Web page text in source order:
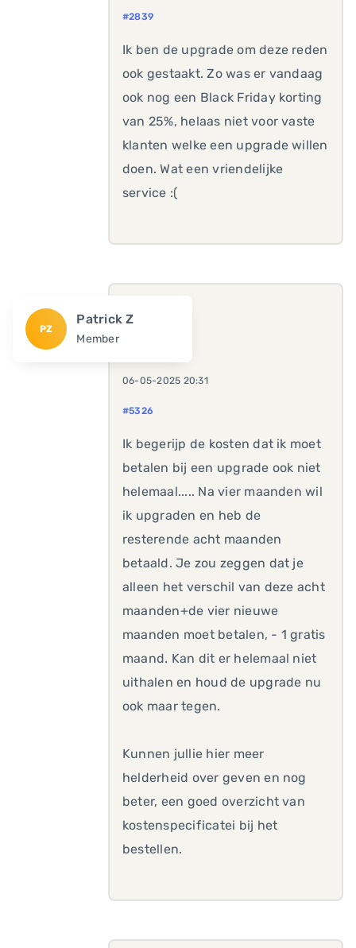
#2839
Ik ben de upgrade om deze reden
ook gestaakt. Zo was er vandaag
ook nog een Black Friday korting
van 25%, helaas niet voor vaste
klanten welke een upgrade willen
doen. Wat een vriendelijke
service :(
PZ
Patrick Z
Member
06-05-2025 20:31
#5326
Ik begerijp de kosten dat ik moet
betalen bij een upgrade ook niet
helemaal..... Na vier maanden wil
ik upgraden en heb de
resterende acht maanden
betaald. Je zou zeggen dat je
alleen het verschil van deze acht
maanden+de vier nieuwe
maanden moet betalen, - 1 gratis
maand. Kan dit er helemaal niet
uithalen en houd de upgrade nu
ook maar tegen.
Kunnen jullie hier meer
helderheid over geven en nog
beter, een goed overzicht van
kostenspecificatei bij het
bestellen.